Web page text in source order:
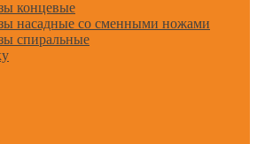
концевые
насадные со сменными ножами
спиральные